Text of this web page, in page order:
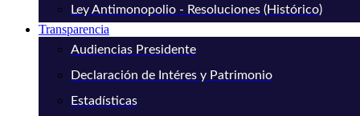
Ley Antimonopolio - Resoluciones (Histórico)
Transparencia
Audiencias Presidente
Declaración de Intéres y Patrimonio
Estadísticas